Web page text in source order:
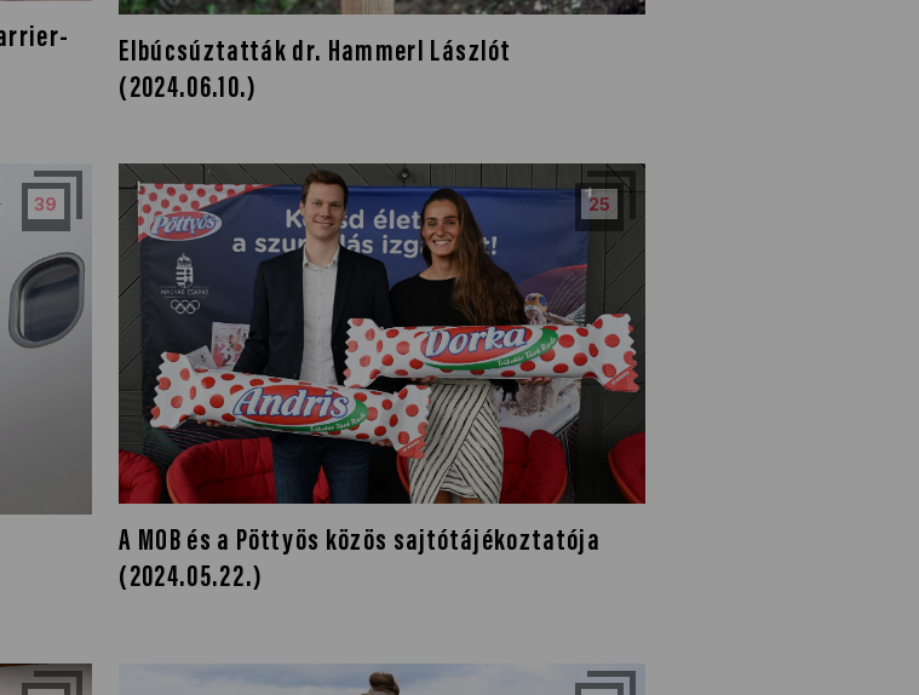
Elbúcsúztatták dr. Hammerl Lászlót
(2024.06.10.)
39
A MOB és a Pöttyös közös sajtótájékoztatója
(2024.05.22.)
25